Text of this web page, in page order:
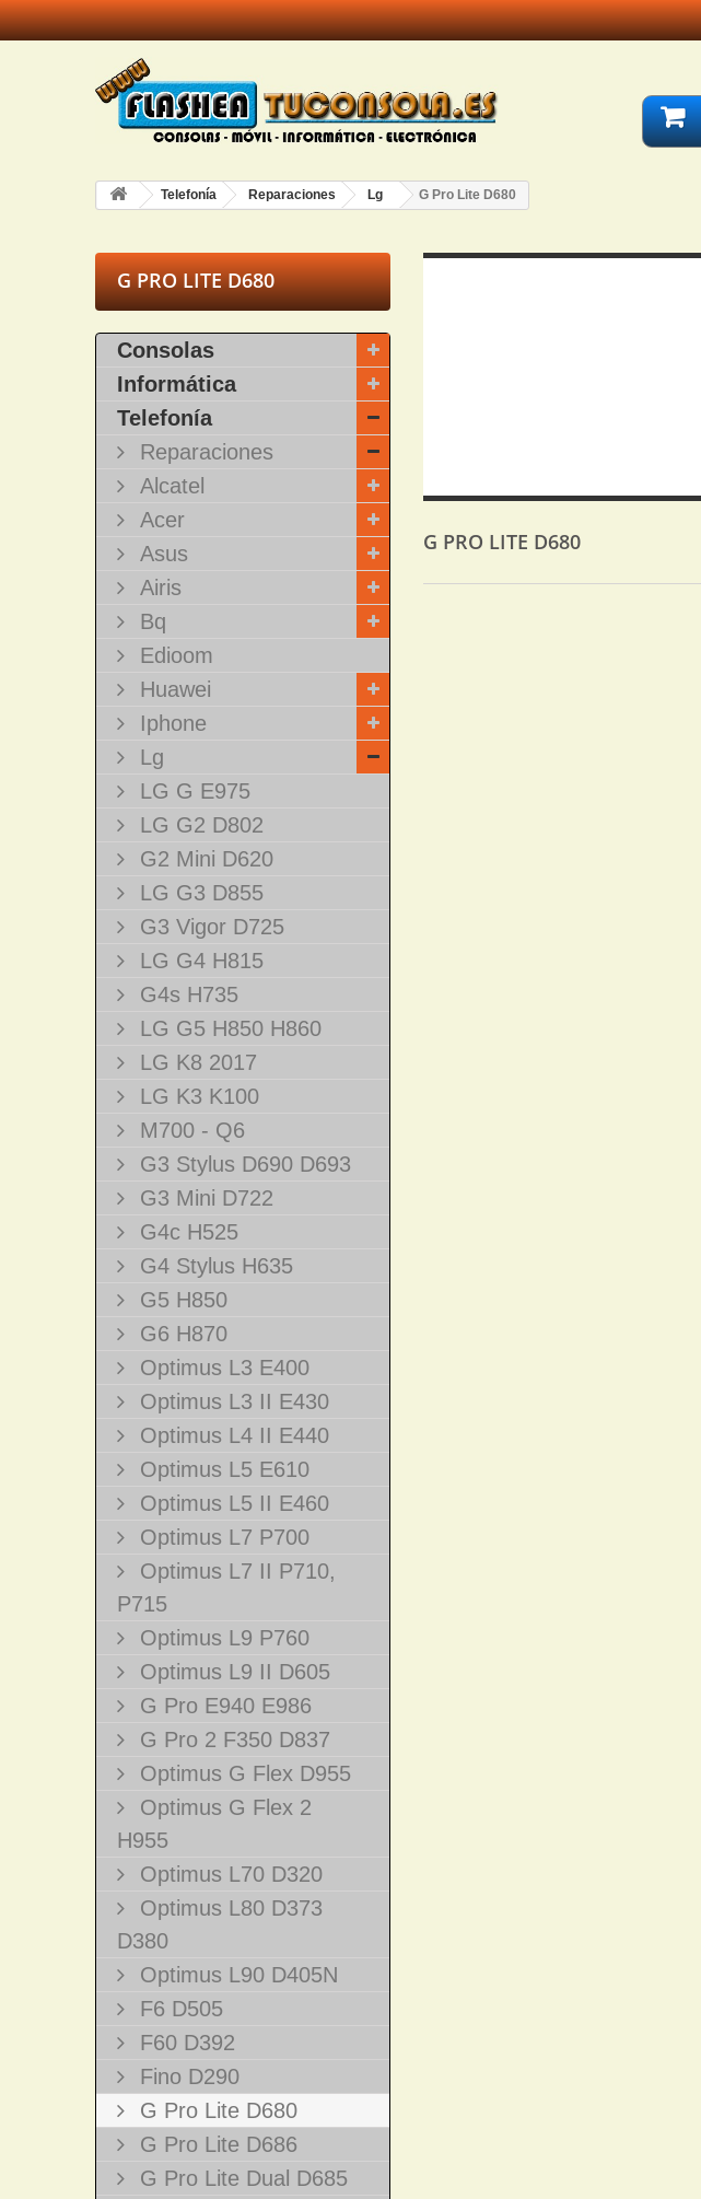
Telefonía Reparaciones Lg G Pro Lite D680
G PRO LITE D680
Consolas
Informática
Telefonía
Reparaciones
Alcatel
Acer
Asus
Airis
Bq
Edioom
Huawei
Iphone
Lg
LG G E975
LG G2 D802
G2 Mini D620
LG G3 D855
G3 Vigor D725
LG G4 H815
G4s H735
LG G5 H850 H860
LG K8 2017
LG K3 K100
M700 - Q6
G3 Stylus D690 D693
G3 Mini D722
G4c H525
G4 Stylus H635
G5 H850
G6 H870
Optimus L3 E400
Optimus L3 II E430
Optimus L4 II E440
Optimus L5 E610
Optimus L5 II E460
Optimus L7 P700
Optimus L7 II P710,
P715
Optimus L9 P760
Optimus L9 II D605
G Pro E940 E986
G Pro 2 F350 D837
Optimus G Flex D955
Optimus G Flex 2
H955
Optimus L70 D320
Optimus L80 D373
D380
Optimus L90 D405N
F6 D505
F60 D392
Fino D290
G Pro Lite D680
G Pro Lite D686
G Pro Lite Dual D685
G PRO LITE D680